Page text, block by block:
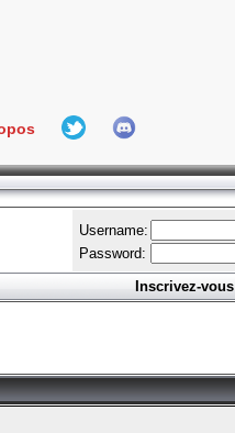
Of Fame
Username:
Password:
Inscrivez-vous